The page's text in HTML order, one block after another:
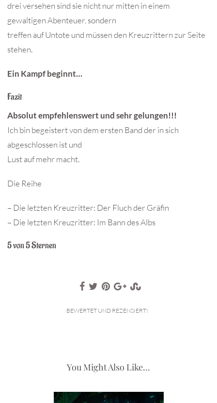
drei versehen sind sie nicht nur mitten in einem
gewaltigen Abenteuer, sondern
treffen auf Untote und müssen den Kreuzrittern zur Seite
stehen.
Ein Kampf beginnt…
Fazit
Absolut empfehlenswert und sehr gelungen!!!
Ich bin begeistert von dem ersten Band der in sich
abgeschlossen ist und
Lust auf mehr macht.
Die Reihe
– Die letzten Kreuzritter: Der Fluch der Gräfin
– Die letzten Kreuzritter: Im Bann des Albs
5 von 5 Sternen
BEWERTET UND REZENSIERT!
You Might Also Like...